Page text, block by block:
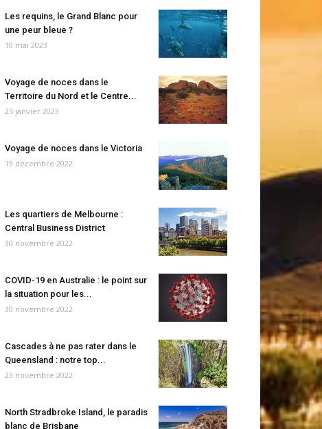
Les requins, le Grand Blanc pour
une peur bleue ?
10 mai 2023
Voyage de noces dans le
Territoire du Nord et le Centre...
25 janvier 2023
Voyage de noces dans le Victoria
19 décembre 2022
Les quartiers de Melbourne :
Central Business District
30 novembre 2022
COVID-19 en Australie : le point sur
la situation pour les...
30 novembre 2022
Cascades à ne pas rater dans le
Queensland : notre top...
23 novembre 2022
North Stradbroke Island, le paradis
blanc de Brisbane